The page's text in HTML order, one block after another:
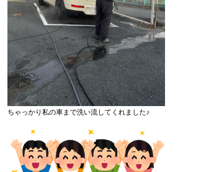
ちゃっかり私の車まで洗い流してくれました♪